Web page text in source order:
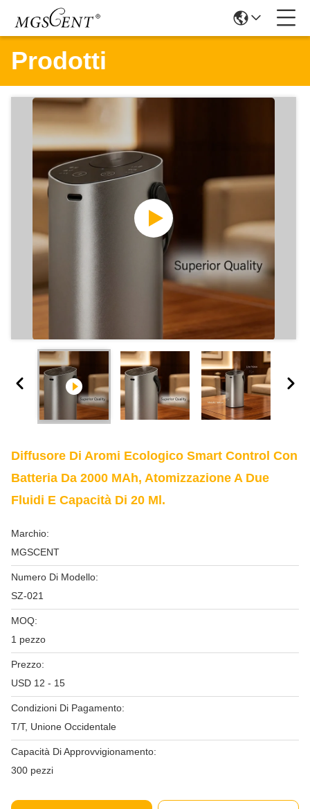
Prodotti
Diffusore Di Aromi Ecologico Smart Control Con
Batteria Da 2000 MAh, Atomizzazione A Due
Fluidi E Capacità Di 20 Ml.
Marchio:
MGSCENT
Numero Di Modello:
SZ-021
MOQ:
1 pezzo
Prezzo:
USD 12 - 15
Condizioni Di Pagamento:
T/T, Unione Occidentale
Capacità Di Approvvigionamento:
300 pezzi